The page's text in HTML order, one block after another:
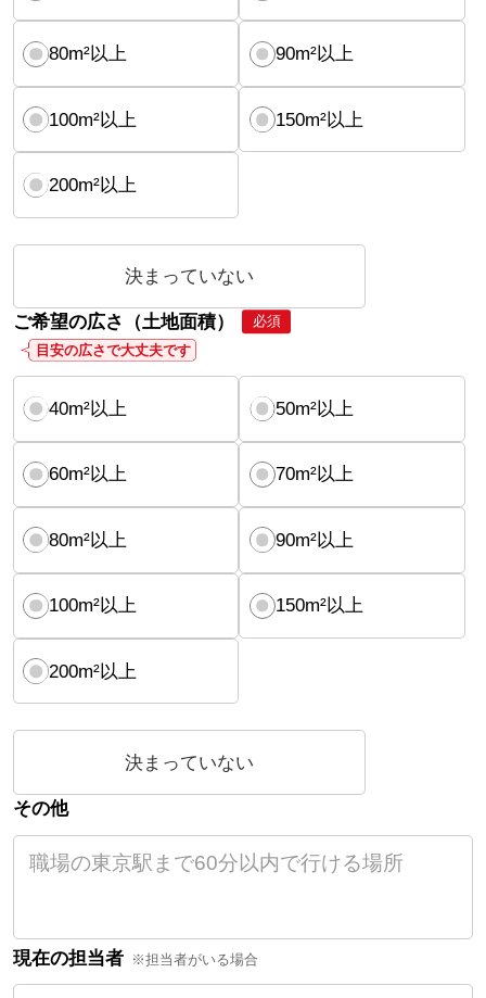
80m²以上 90m²以上
100m²以上 150m²以上
200m²以上
決まっていない
ご希望の広さ（土地面積）
必須
目安の広さで大丈夫です
40m²以上 50m²以上
60m²以上 70m²以上
80m²以上 90m²以上
100m²以上 150m²以上
200m²以上
決まっていない
その他
現在の担当者 ※担当者がいる場合